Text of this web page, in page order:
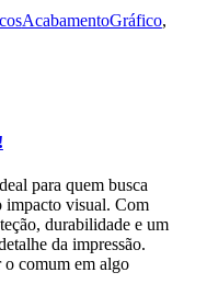
AcabamentoGráfico,
para quem busca
impacto visual. Com
durabilidade e um
da impressão.
o comum em algo